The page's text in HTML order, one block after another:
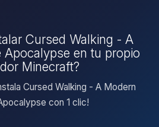
Cursed Walking - A
Apocalypse en tu propio
Minecraft?
Cursed Walking - A Modern
con 1 clic!